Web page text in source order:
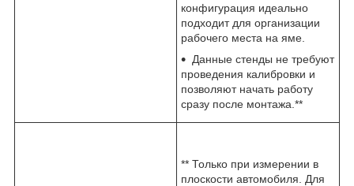
конфигурация идеально
подходит для организации
рабочего места на яме.
Данные стенды не требуют
проведения калибровки и
позволяют начать работу
сразу после монтажа.**
** Только при измерении в
плоскости автомобиля. Для